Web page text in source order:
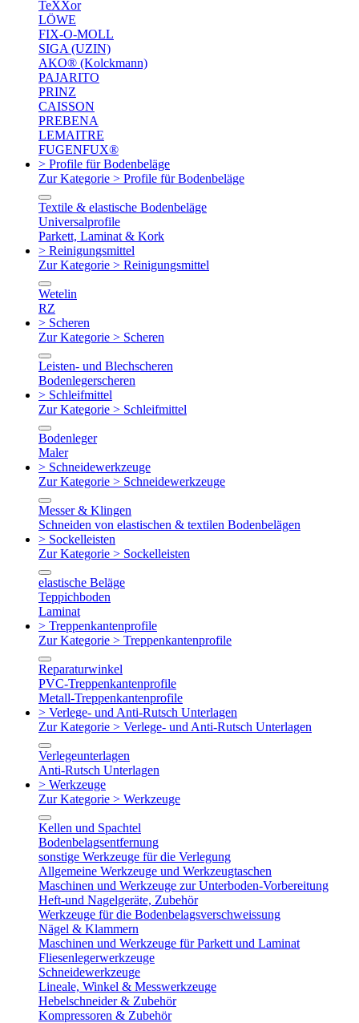
TeXXor
LÖWE
FIX-O-MOLL
SIGA (UZIN)
AKO® (Kolckmann)
PAJARITO
PRINZ
CAISSON
PREBENA
LEMAITRE
FUGENFUX®
> Profile für Bodenbeläge
Zur Kategorie > Profile für Bodenbeläge
Textile & elastische Bodenbeläge
Universalprofile
Parkett, Laminat & Kork
> Reinigungsmittel
Zur Kategorie > Reinigungsmittel
Wetelin
RZ
> Scheren
Zur Kategorie > Scheren
Leisten- und Blechscheren
Bodenlegerscheren
> Schleifmittel
Zur Kategorie > Schleifmittel
Bodenleger
Maler
> Schneidewerkzeuge
Zur Kategorie > Schneidewerkzeuge
Messer & Klingen
Schneiden von elastischen & textilen Bodenbelägen
> Sockelleisten
Zur Kategorie > Sockelleisten
elastische Beläge
Teppichboden
Laminat
> Treppenkantenprofile
Zur Kategorie > Treppenkantenprofile
Reparaturwinkel
PVC-Treppenkantenprofile
Metall-Treppenkantenprofile
> Verlege- und Anti-Rutsch Unterlagen
Zur Kategorie > Verlege- und Anti-Rutsch Unterlagen
Verlegeunterlagen
Anti-Rutsch Unterlagen
> Werkzeuge
Zur Kategorie > Werkzeuge
Kellen und Spachtel
Bodenbelagsentfernung
sonstige Werkzeuge für die Verlegung
Allgemeine Werkzeuge und Werkzeugtaschen
Maschinen und Werkzeuge zur Unterboden-Vorbereitung
Heft-und Nagelgeräte, Zubehör
Werkzeuge für die Bodenbelagsverschweissung
Nägel & Klammern
Maschinen und Werkzeuge für Parkett und Laminat
Fliesenlegerwerkzeuge
Schneidewerkzeuge
Lineale, Winkel & Messwerkzeuge
Hebelschneider & Zubehör
Kompressoren & Zubehör